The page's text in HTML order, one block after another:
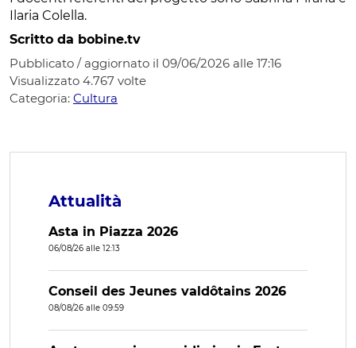
Ilaria Colella.
Scritto da bobine.tv
Pubblicato / aggiornato il 09/06/2026 alle 17:16
Visualizzato 4.767 volte
Categoria: Cultura
Attualità
Asta in Piazza 2026
06/08/26 alle 12:13
Conseil des Jeunes valdôtains 2026
08/08/26 alle 09:59